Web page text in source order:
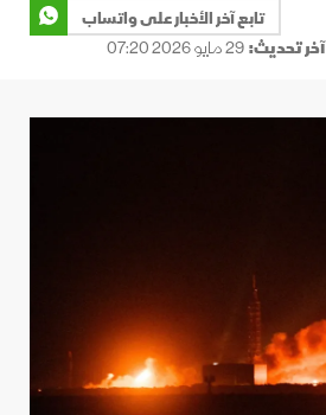
تابع آخر الأخبار على واتساب
آخر تحديث:29 مايو 2026 07:20